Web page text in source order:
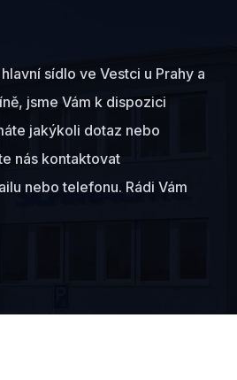
sídlo ve Vestci u Prahy a
jsme Vám k dispozici
jakýkoli dotaz nebo
nás kontaktovat
nebo telefonu. Rádi Vám